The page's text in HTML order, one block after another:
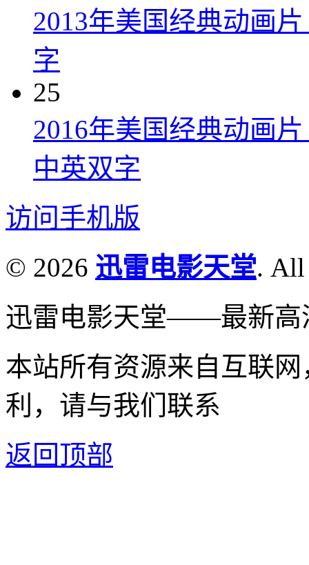
2013年美国经典动画
字
25
2016年美国经典动画
中英双字
访问手机版
© 2026 迅雷电影天堂. All
迅雷电影天堂——最新高
本站所有资源来自互联
利，请与我们联系
返回顶部